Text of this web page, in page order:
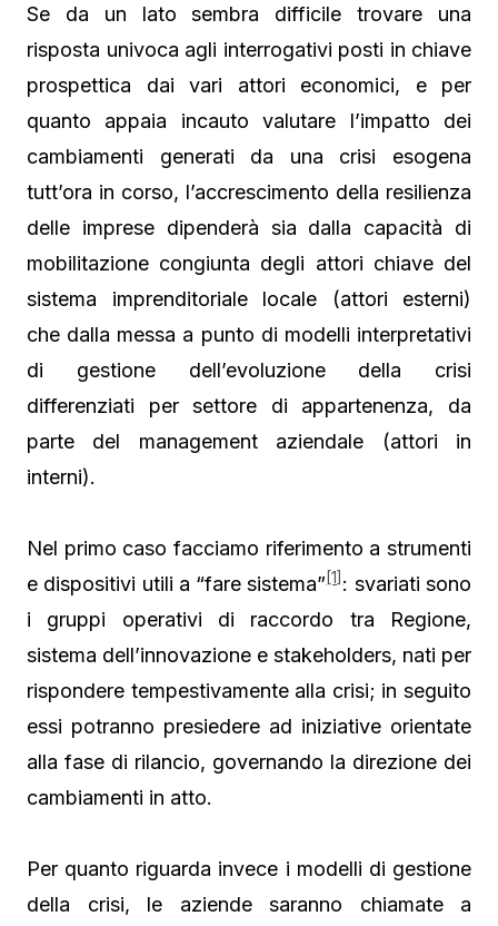
Se da un lato sembra difficile trovare una
risposta univoca agli interrogativi posti in chiave
prospettica dai vari attori economici, e per
quanto appaia incauto valutare l’impatto dei
cambiamenti generati da una crisi esogena
tutt’ora in corso, l’accrescimento della resilienza
delle imprese dipenderà sia dalla capacità di
mobilitazione congiunta degli attori chiave del
sistema imprenditoriale locale (attori esterni)
che dalla messa a punto di modelli interpretativi
di gestione dell’evoluzione della crisi
differenziati per settore di appartenenza, da
parte del management aziendale (attori in
interni).
Nel primo caso facciamo riferimento a strumenti
e dispositivi utili a “fare sistema”[1] : svariati sono
i gruppi operativi di raccordo tra Regione,
sistema dell’innovazione e stakeholders, nati per
rispondere tempestivamente alla crisi; in seguito
essi potranno presiedere ad iniziative orientate
alla fase di rilancio, governando la direzione dei
cambiamenti in atto.
Per quanto riguarda invece i modelli di gestione
della crisi, le aziende saranno chiamate a